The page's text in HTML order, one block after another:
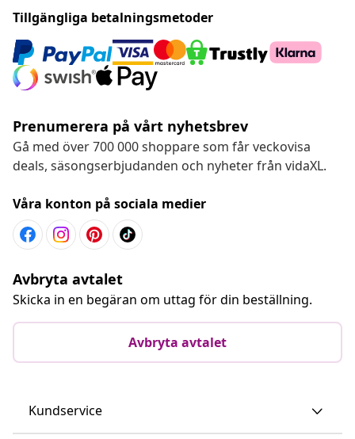
Tillgängliga betalningsmetoder
Prenumerera på vårt nyhetsbrev
Gå med över 700 000 shoppare som får veckovisa
deals, säsongserbjudanden och nyheter från vidaXL.
Våra konton på sociala medier
Avbryta avtalet
Skicka in en begäran om uttag för din beställning.
Avbryta avtalet
Kundservice